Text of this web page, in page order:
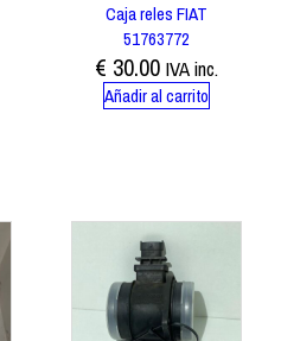
Caja reles FIAT
51763772
€ 30.00 IVA inc.
Añadir al carrito